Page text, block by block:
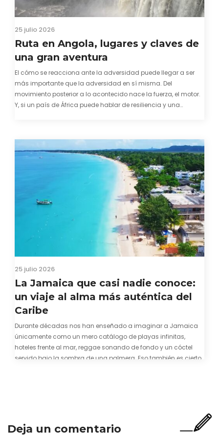
25 julio 2026
Ruta en Angola, lugares y claves de
una gran aventura
El cómo se reacciona ante la adversidad puede llegar a ser
más importante que la adversidad en sí misma. Del
movimiento posterior a lo acontecido nace la fuerza, el motor.
Y, si un país de África puede hablar de resiliencia y una
25 julio 2026
La Jamaica que casi nadie conoce:
un viaje al alma más auténtica del
Caribe
Durante décadas nos han enseñado a imaginar a Jamaica
únicamente como un mero catálogo de playas infinitas,
hoteles frente al mar, reggae sonando de fondo y un cóctel
servido bajo la sombra de una palmera. Eso también es cierto.
Deja un comentario